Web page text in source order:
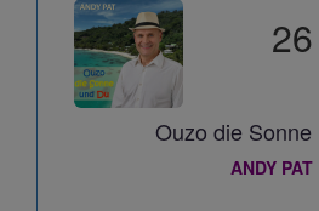
26
Ouzo die Sonne
ANDY PAT